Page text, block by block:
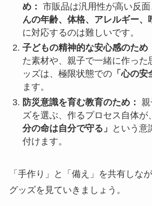
め： 市販品は汎用性が高い反
んの年齢、体格、アレルギー、
に対応するのは難しいです。
子どもの精神的な安心感のため
た素材や、親子で一緒に作った
ッズは、極限状態での「心の安
ます。
防災意識を育む教育のため：
ズを選ぶ、作るプロセス自体が
分の命は自分で守る」
という意
付けます。
「手作り」と「備え」を共有しな
グッズを見ていきましょう。